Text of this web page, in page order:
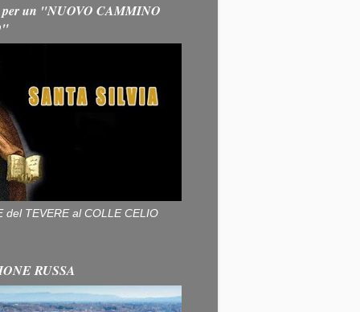
per un "NUOVO CAMMINO
del TEVERE al COLLE CELIO
RUSSA